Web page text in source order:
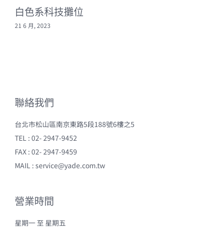
白色系科技攤位
21 6 月, 2023
聯絡我們
台北市松山區南京東路5段188號6樓之5
TEL : 02- 2947-9452
FAX : 02- 2947-9459
MAIL : service@yade.com.tw
營業時間
星期一 至 星期五